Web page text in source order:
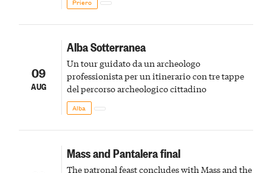
09
AUG
Alba Sotterranea
Un tour guidato da un archeologo
professionista per un itinerario con tre tappe
del percorso archeologico cittadino
Alba
Mass and Pantalera final
The patronal feast concludes with Mass and the